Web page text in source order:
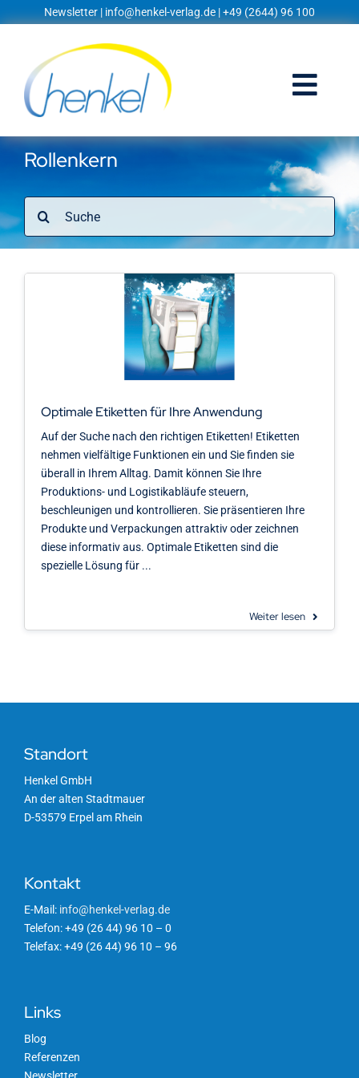
Inhalt
Newsletter | info@henkel-verlag.de | +49 (2644) 96 100
Startseite
Blog
Rollenkern
nach:
Optimale Etiketten für Ihre Anwendung
Auf der Suche nach den richtigen Etiketten! Etiketten
nehmen vielfältige Funktionen ein und Sie finden sie
überall in Ihrem Alltag. Damit können Sie Ihre
Produktions- und Logistikabläufe steuern,
beschleunigen und kontrollieren. Sie präsentieren Ihre
Produkte und Verpackungen attraktiv oder zeichnen
diese informativ aus. Optimale Etiketten sind die
spezielle Lösung für ...
Weiter lesen
Standort
Henkel GmbH
An der alten Stadtmauer
D-53579 Erpel am Rhein
Kontakt
E-Mail: info@henkel-verlag.de
Telefon: +49 (26 44) 96 10 – 0
Telefax: +49 (26 44) 96 10 – 96
Links
Blog
Referenzen